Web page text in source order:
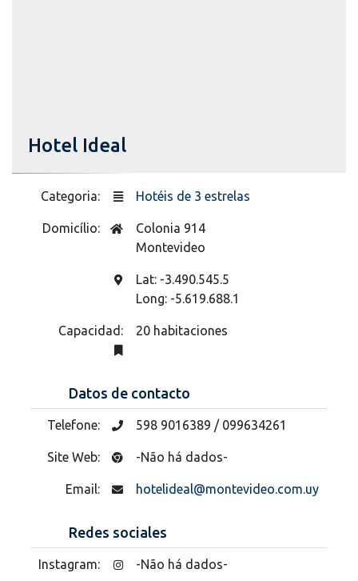
Hotel Ideal
Categoria: Hotéis de 3 estrelas
Domicílio:
Colonia 914
Montevideo
Lat: -3.490.545.5
Long: -5.619.688.1
Capacidad: 20 habitaciones
Datos de contacto
Telefone: 598 9016389 / 099634261
Site Web: -Não há dados-
Email: hotelideal@montevideo.com.uy
Redes sociales
Instagram: -Não há dados-